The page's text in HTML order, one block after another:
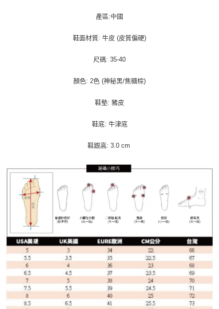
產區:中國
鞋面材質: 牛皮 (皮質偏硬)
尺碼: 35-40
顏色: 2色 (神秘黑/焦糖棕)
鞋墊: 豬皮
鞋底: 牛津底
鞋跟高: 3.0 cm